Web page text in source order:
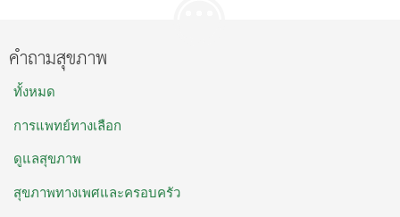
คำถามสุขภาพ
ทั้งหมด
การแพทย์ทางเลือก
ดูแลสุขภาพ
สุขภาพทางเพศและครอบครัว